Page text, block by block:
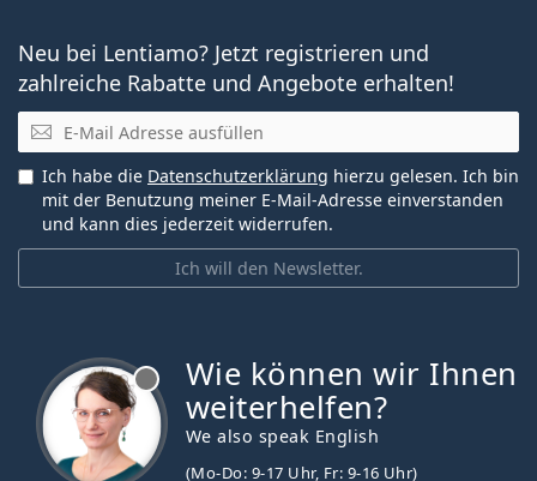
Neu bei Lentiamo? Jetzt registrieren und
zahlreiche Rabatte und Angebote erhalten!
E-Mail
Ich will den Newsletter.
Ich habe die Datenschutzerklärung hierzu gelesen. Ich bin
mit der Benutzung meiner E-Mail-Adresse einverstanden
und kann dies jederzeit widerrufen.
Wie können wir Ihnen
weiterhelfen?
We also speak English
(Mo-Do: 9-17 Uhr, Fr: 9-16 Uhr)